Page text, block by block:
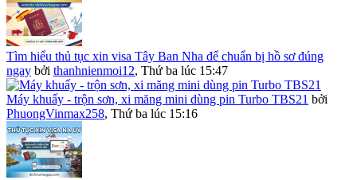
Tìm hiểu thủ tục xin visa Tây Ban Nha để chuẩn bị hồ sơ đúng
ngay bởi thanhnienmoi12, Thứ ba lúc 15:47
Máy khuấy - trộn sơn, xi măng mini dùng pin Turbo TBS21 bởi
PhuongVinmax258, Thứ ba lúc 15:16